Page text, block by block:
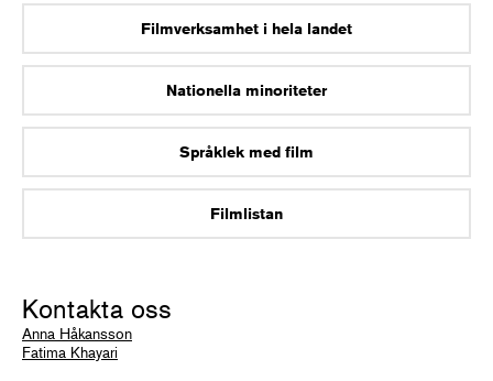
Filmverksamhet i hela landet
Nationella minoriteter
Språklek med film
Filmlistan
Kontakta oss
Anna Håkansson
Fatima Khayari